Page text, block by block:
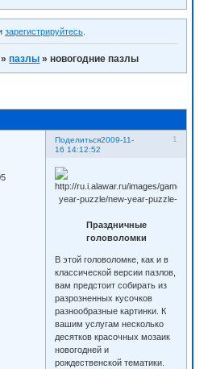
зарегистрируйтесь.
»пазлы »новогодние пазлы
Поделиться 1
2009-11-
16 14:12:52
Праздничные
головоломки
В этой головоломке, как и в
классической версии пазлов,
вам предстоит собирать из
разрозненных кусочков
разнообразные картинки. К
вашим услугам несколько
десятков красочных мозаик
новогодней и
рождественской тематики.